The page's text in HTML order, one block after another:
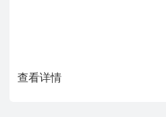
查看详情